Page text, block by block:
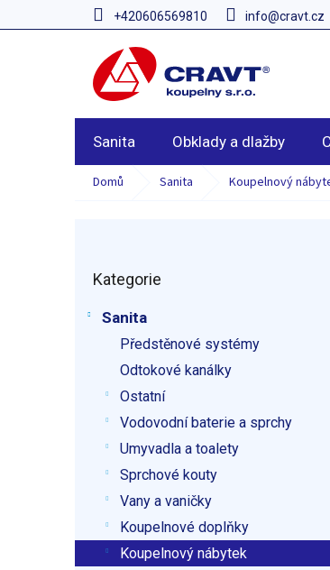
na
+420606569810 info@cravt.cz
Sanita Obklady a dlažby
Domů Sanita Koupelnový
kategorie
Kategorie
Sanita
Předstěnové systémy
Odtokové kanálky
Ostatní
Vodovodní baterie a sprchy
Umyvadla a toalety
Sprchové kouty
Vany a vaničky
Koupelnové doplňky
Koupelnový nábytek